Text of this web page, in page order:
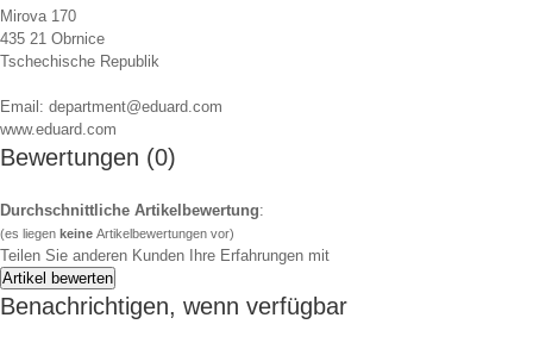
Mirova 170
435 21 Obrnice
Tschechische Republik
Email: department@eduard.com
www.eduard.com
Bewertungen (0)
Durchschnittliche Artikelbewertung:
(es liegen keine Artikelbewertungen vor)
Teilen Sie anderen Kunden Ihre Erfahrungen mit
Benachrichtigen, wenn verfügbar